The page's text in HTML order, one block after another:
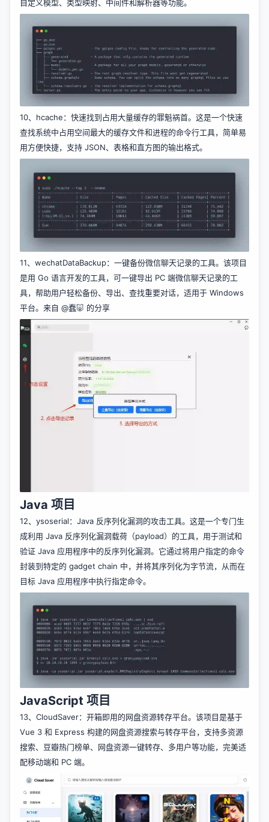
自定义模型、类型映射、中间件和解析器等功能。
10、 hcache：快速找到占用大量缓存的罪魁祸首。这是一个快速
查找系统中占用空间最大的缓存文件和进程的命令行工具，简单易
用方便快捷，支持 JSON、表格和直方图的输出格式。
11、 wechatDataBackup：一键备份微信聊天记录的工具。该项目
是用 Go 语言开发的工具，可一键导出 PC 端微信聊天记录的工
具，帮助用户轻松备份、导出、查找重要对话，适用于 Windows
平台。来自 @蠢🐷 的分享
Java 项目
12、 ysoserial：Java 反序列化漏洞的攻击工具。这是一个专门生
成利用 Java 反序列化漏洞载荷（payload）的工具，用于测试和
验证 Java 应用程序中的反序列化漏洞。它通过将用户指定的命令
封装到特定的 gadget chain 中，并将其序列化为字节流，从而在
目标 Java 应用程序中执行指定命令。
JavaScript 项目
13、 CloudSaver：开箱即用的网盘资源转存平台。该项目是基于
Vue 3 和 Express 构建的网盘资源搜索与转存平台，支持多资源
搜索、豆瓣热门榜单、网盘资源一键转存、多用户等功能，完美适
配移动端和 PC 端。